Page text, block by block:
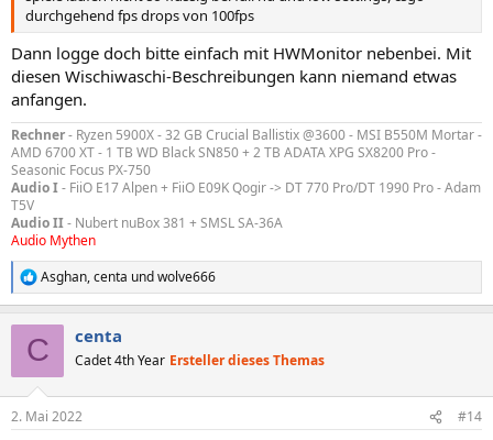
durchgehend fps drops von 100fps
Dann logge doch bitte einfach mit HWMonitor nebenbei. Mit
diesen Wischiwaschi-Beschreibungen kann niemand etwas
anfangen.
Rechner- Ryzen 5900X - 32 GB Crucial Ballistix @3600 - MSI B550M Mortar -
AMD 6700 XT - 1 TB WD Black SN850 + 2 TB ADATA XPG SX8200 Pro -
Seasonic Focus PX-750
Audio I- FiiO E17 Alpen + FiiO E09K Qogir -> DT 770 Pro/DT 1990 Pro - Adam
T5V
Audio II- Nubert nuBox 381 + SMSL SA-36A
Audio Mythen
R
e
e
Asghan,centa undwolve666
C centa
Cadet 4th Year Ersteller dieses Themas
2. Mai 2022 #14